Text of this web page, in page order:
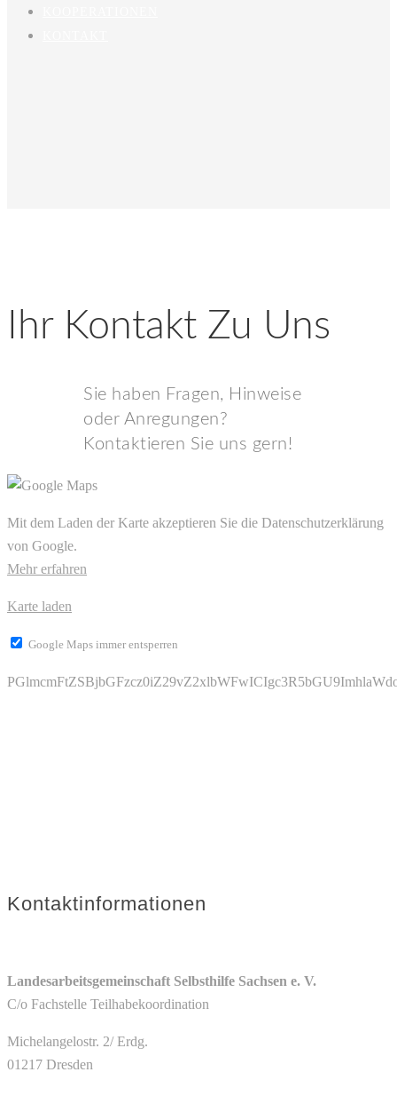
Ihr Kontakt Zu Uns
Sie haben Fragen, Hinweise
oder Anregungen?
Kontaktieren Sie uns gern!
Mit dem Laden der Karte akzeptieren Sie die Datenschutzerklärung
von Google.
Mehr erfahren
Karte laden
Google Maps immer entsperren
Kontaktinformationen
Landesarbeitsgemeinschaft Selbsthilfe Sachsen e. V.
C/o Fachstelle Teilhabekoordination
Michelangelostr. 2/ Erdg.
01217 Dresden